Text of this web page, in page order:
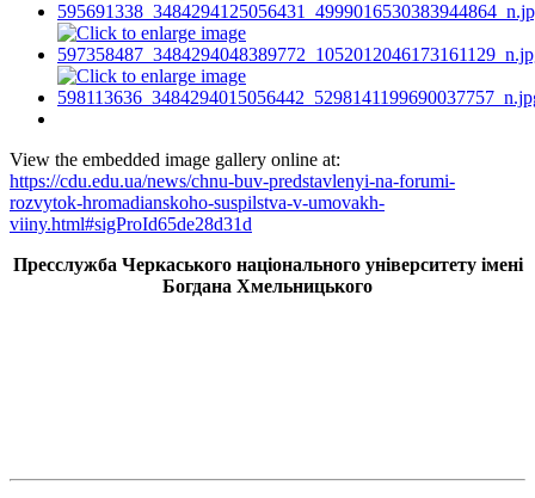
View the embedded image gallery online at:
https://cdu.edu.ua/news/chnu-buv-predstavlenyi-na-forumi-
rozvytok-hromadianskoho-suspilstva-v-umovakh-
viiny.html#sigProId65de28d31d
Пресслужба Черкаського національного університету імені
Богдана Хмельницького